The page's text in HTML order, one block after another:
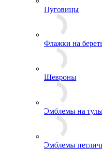
Погоны
Пуговицы
Флажки на береты
Шевроны